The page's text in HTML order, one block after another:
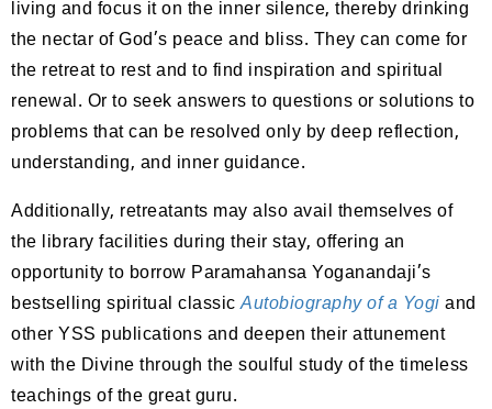
living and focus it on the inner silence, thereby drinking
the nectar of God’s peace and bliss. They can come for
the retreat to rest and to find inspiration and spiritual
renewal. Or to seek answers to questions or solutions to
problems that can be resolved only by deep reflection,
understanding, and inner guidance.
Additionally, retreatants may also avail themselves of
the library facilities during their stay, offering an
opportunity to borrow Paramahansa Yoganandaji’s
bestselling spiritual classicAutobiography of a Yogi and
other YSS publications and deepen their attunement
with the Divine through the soulful study of the timeless
teachings of the great guru.